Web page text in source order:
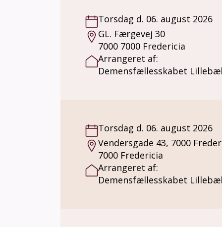
Torsdag d. 06. august 2026
GL. Færgevej 30
7000 7000 Fredericia
Arrangeret af:
Demensfællesskabet
Torsdag d. 06. august 2026
Vendersgade 43, 7000
7000 Fredericia
Arrangeret af:
Demensfællesskabet